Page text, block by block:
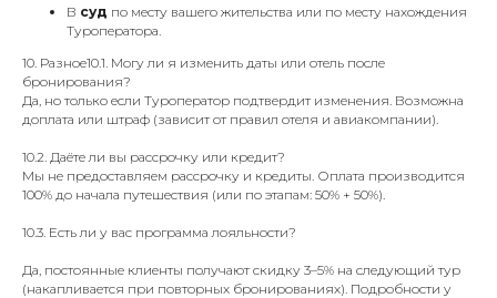
В суд по месту вашего жительства или по месту нахождения
Туроператора.
10. Разное10.1. Могу ли я изменить даты или отель после
бронирования?
Да, но только если Туроператор подтвердит изменения. Возможна
доплата или штраф (зависит от правил отеля и авиакомпании).
10.2. Даёте ли вы рассрочку или кредит?
Мы не предоставляем рассрочку и кредиты. Оплата производится
100% до начала путешествия (или по этапам: 50% + 50%).
10.3. Есть ли у вас программа лояльности?
Да, постоянные клиенты получают скидку 3–5% на следующий тур
(накапливается при повторных бронированиях). Подробности у